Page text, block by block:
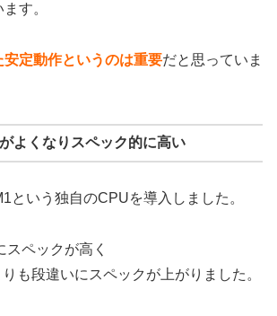
す。
定動作というのは重要だと思っていま
よくなりスペック的に高い
という独自のCPUを導入しました。
スペックが高く
も段違いにスペックが上がりました。